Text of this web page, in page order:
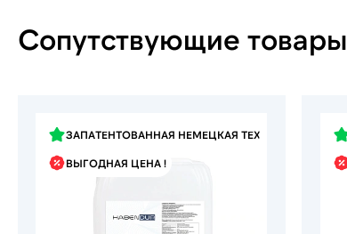
Сопутствующие товары
ЗАПАТЕНТОВАННАЯ НЕМЕЦКАЯ ТЕХНОЛОГИЯ
ВЫГОДНАЯ ЦЕНА !